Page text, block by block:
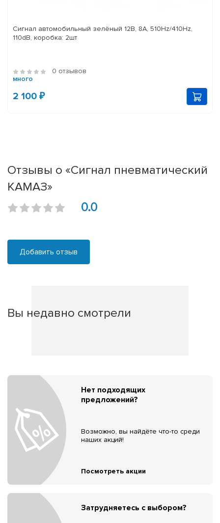
Сигнал автомобильный зелёный 12В, 8A, 510Hz/410Hz,
110dB, коробка: 2шт
0 отзывов
много
2 100 ₽
Отзывы о «Сигнал пневматический
КАМАЗ»
0.0
Добавить отзыв
Вы недавно смотрели
Нет подходящих
предложений?
Возможно, вы найдёте что-то среди
наших акций!
Посмотреть акции
Затрудняетесь с выбором?